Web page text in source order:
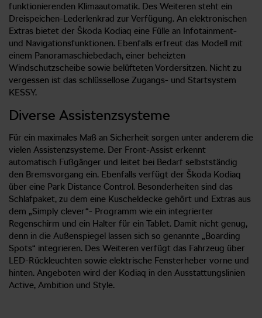
funktionierenden Klimaautomatik. Des Weiteren steht ein
Dreispeichen-Lederlenkrad zur Verfügung. An elektronischen
Extras bietet der Škoda Kodiaq eine Fülle an Infotainment-
und Navigationsfunktionen. Ebenfalls erfreut das Modell mit
einem Panoramaschiebedach, einer beheizten
Windschutzscheibe sowie belüfteten Vordersitzen. Nicht zu
vergessen ist das schlüssellose Zugangs- und Startsystem
KESSY.
Diverse Assistenzsysteme
Für ein maximales Maß an Sicherheit sorgen unter anderem die
vielen Assistenzsysteme. Der Front-Assist erkennt
automatisch Fußgänger und leitet bei Bedarf selbstständig
den Bremsvorgang ein. Ebenfalls verfügt der Škoda Kodiaq
über eine Park Distance Control. Besonderheiten sind das
Schlafpaket, zu dem eine Kuscheldecke gehört und Extras aus
dem „Simply clever“- Programm wie ein integrierter
Regenschirm und ein Halter für ein Tablet. Damit nicht genug,
denn in die Außenspiegel lassen sich so genannte „Boarding
Spots“ integrieren. Des Weiteren verfügt das Fahrzeug über
LED-Rückleuchten sowie elektrische Fensterheber vorne und
hinten. Angeboten wird der Kodiaq in den Ausstattungslinien
Active, Ambition und Style.